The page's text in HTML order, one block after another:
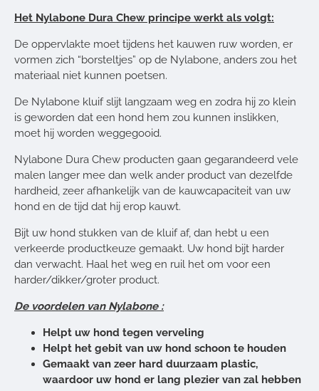
Het Nylabone Dura Chew principe werkt als volgt:
De oppervlakte moet tijdens het kauwen ruw worden, er
vormen zich “borsteltjes” op de Nylabone, anders zou het
materiaal niet kunnen poetsen.
De Nylabone kluif slijt langzaam weg en zodra hij zo klein
is geworden dat een hond hem zou kunnen inslikken,
moet hij worden weggegooid.
Nylabone Dura Chew producten gaan gegarandeerd vele
malen langer mee dan welk ander product van dezelfde
hardheid, zeer afhankelijk van de kauwcapaciteit van uw
hond en de tijd dat hij erop kauwt.
Bijt uw hond stukken van de kluif af, dan hebt u een
verkeerde productkeuze gemaakt. Uw hond bijt harder
dan verwacht. Haal het weg en ruil het om voor een
harder/dikker/groter product.
De voordelen van Nylabone :
Helpt uw hond tegen verveling
Helpt het gebit van uw hond schoon te houden
Gemaakt van zeer hard duurzaam plastic,
waardoor uw hond er lang plezier van zal hebben